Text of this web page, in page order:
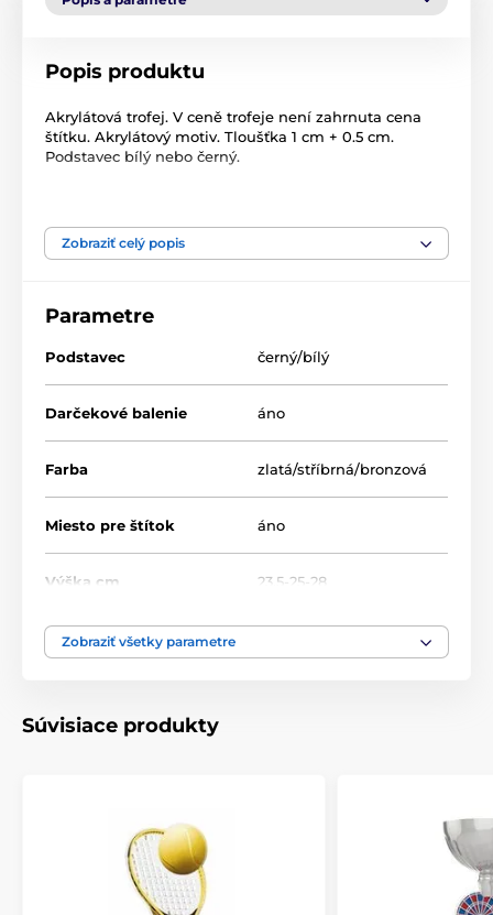
Popis produktu
Akrylátová trofej. V ceně trofeje není zahrnuta cena
štítku. Akrylátový motiv. Tloušťka 1 cm + 0.5 cm.
Podstavec bílý nebo černý.
Skoky na lyžiach Zimné športy
Zobraziť celý popis
Parametre
Podstavec černý/bílý
Darčekové balenie áno
Farba zlatá/stříbrná/bronzová
Miesto pre štítok áno
Výška cm 23.5-25-28
Motív
Zobraziť všetky parametre
Súvisiace produkty